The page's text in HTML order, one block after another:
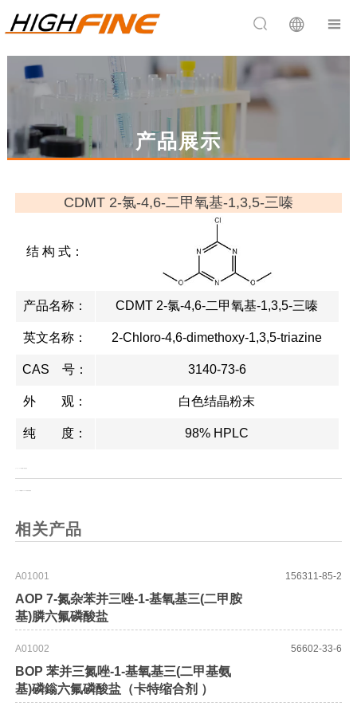
 
产品展示
CDMT 2-氯-4,6-二甲氧基-1,3,5-三嗪
结 构 式：
产品名称： CDMT 2-氯-4,6-二甲氧基-1,3,5-三嗪
英文名称： 2-Chloro-4,6-dimethoxy-1,3,5-triazine
CAS 号： 3140-73-6
外 观： 白色结晶粉末
纯 度： 98% HPLC
相关产品
A01001
AOP 7-氮杂苯并三唑-1-基氧基三(二甲胺
基)膦六氟磷酸盐
156311-85-2
A01002
BOP 苯并三氮唑-1-基氧基三(二甲基氨
基)磷鎓六氟磷酸盐（卡特缩合剂 ）
56602-33-6